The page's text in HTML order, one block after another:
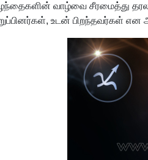
வாழ்வை சீரமைத்து
உடன் பிறந்தவர்கள்